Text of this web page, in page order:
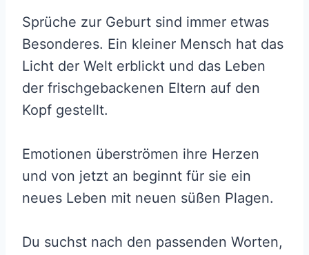
Sprüche zur Geburt sind immer etwas
Besonderes. Ein kleiner Mensch hat das
Licht der Welt erblickt und das Leben
der frischgebackenen Eltern auf den
Kopf gestellt.
Emotionen überströmen ihre Herzen
und von jetzt an beginnt für sie ein
neues Leben mit neuen süßen Plagen.
Du suchst nach den passenden Worten,